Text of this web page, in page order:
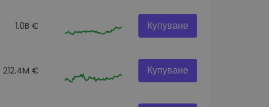
1.0B € Купуване
212.4M € Купуване